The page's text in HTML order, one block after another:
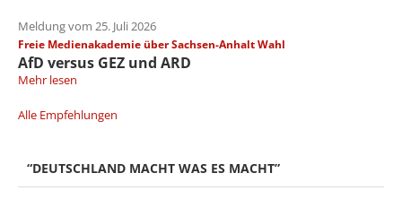
Meldung vom 25. Juli 2026
Freie Medienakademie über Sachsen-Anhalt Wahl
AfD versus GEZ und ARD
Mehr lesen
Alle Empfehlungen
“DEUTSCHLAND MACHT WAS ES MACHT”